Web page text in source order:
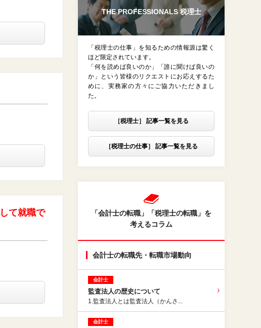
て就職で
THE PROFESSIONALS 税理士
「税理士の仕事」を知るための情報源は驚く
ほど限定されています。
「何を読めば良いのか」「誰に聞けば良いの
か」という皆様のリクエストにお応えするた
めに、実務家の方々にご協力いただきまし
た。
［税理士］ 記事一覧を見る
［税理士の仕事］ 記事一覧を見る
「会計士の転職」「税理士の転職」を
考えるコラム
会計士の転職先・転職市場動向
会計士
監査法人の歴史について
1.監査法人とは監査法人（かんさ...
会計士